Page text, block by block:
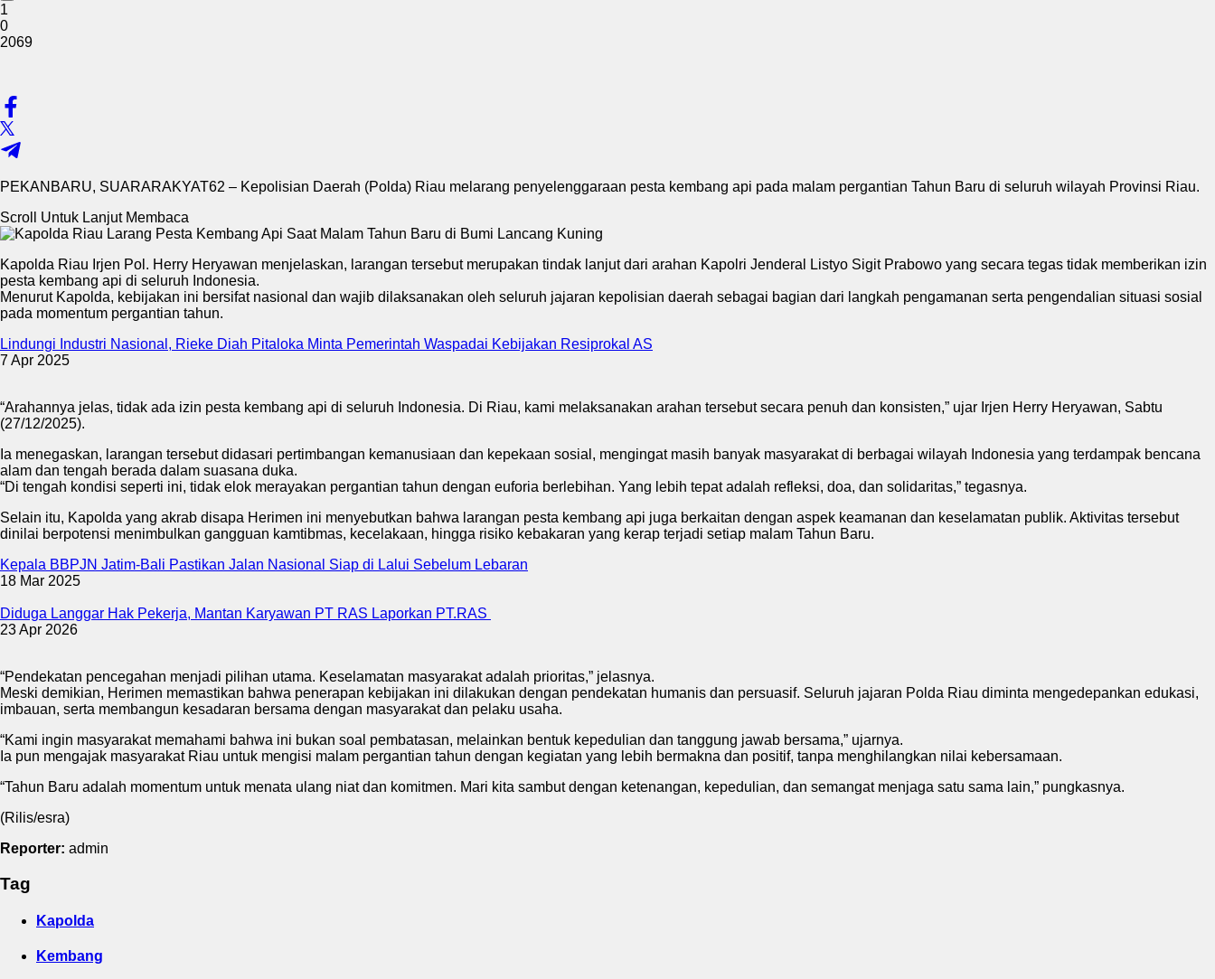
1
0
2069
PEKANBARU, SUARARAKYAT62 – Kepolisian Daerah (Polda) Riau melarang penyelenggaraan pesta kembang api pada malam pergantian Tahun Baru di seluruh wilayah Provinsi Riau.
Scroll Untuk Lanjut Membaca
Kapolda Riau Irjen Pol. Herry Heryawan menjelaskan, larangan tersebut merupakan tindak lanjut dari arahan Kapolri Jenderal Listyo Sigit Prabowo yang secara tegas tidak memberikan izin
pesta kembang api di seluruh Indonesia.
Menurut Kapolda, kebijakan ini bersifat nasional dan wajib dilaksanakan oleh seluruh jajaran kepolisian daerah sebagai bagian dari langkah pengamanan serta pengendalian situasi sosial
pada momentum pergantian tahun.
Lindungi Industri Nasional, Rieke Diah Pitaloka Minta Pemerintah Waspadai Kebijakan Resiprokal AS
7 Apr 2025
“Arahannya jelas, tidak ada izin pesta kembang api di seluruh Indonesia. Di Riau, kami melaksanakan arahan tersebut secara penuh dan konsisten,” ujar Irjen Herry Heryawan, Sabtu
(27/12/2025).
Ia menegaskan, larangan tersebut didasari pertimbangan kemanusiaan dan kepekaan sosial, mengingat masih banyak masyarakat di berbagai wilayah Indonesia yang terdampak bencana
alam dan tengah berada dalam suasana duka.
“Di tengah kondisi seperti ini, tidak elok merayakan pergantian tahun dengan euforia berlebihan. Yang lebih tepat adalah refleksi, doa, dan solidaritas,” tegasnya.
Selain itu, Kapolda yang akrab disapa Herimen ini menyebutkan bahwa larangan pesta kembang api juga berkaitan dengan aspek keamanan dan keselamatan publik. Aktivitas tersebut
dinilai berpotensi menimbulkan gangguan kamtibmas, kecelakaan, hingga risiko kebakaran yang kerap terjadi setiap malam Tahun Baru.
Kepala BBPJN Jatim-Bali Pastikan Jalan Nasional Siap di Lalui Sebelum Lebaran
18 Mar 2025
Diduga Langgar Hak Pekerja, Mantan Karyawan PT RAS Laporkan PT.RAS
23 Apr 2026
“Pendekatan pencegahan menjadi pilihan utama. Keselamatan masyarakat adalah prioritas,” jelasnya.
Meski demikian, Herimen memastikan bahwa penerapan kebijakan ini dilakukan dengan pendekatan humanis dan persuasif. Seluruh jajaran Polda Riau diminta mengedepankan edukasi,
imbauan, serta membangun kesadaran bersama dengan masyarakat dan pelaku usaha.
“Kami ingin masyarakat memahami bahwa ini bukan soal pembatasan, melainkan bentuk kepedulian dan tanggung jawab bersama,” ujarnya.
Ia pun mengajak masyarakat Riau untuk mengisi malam pergantian tahun dengan kegiatan yang lebih bermakna dan positif, tanpa menghilangkan nilai kebersamaan.
“Tahun Baru adalah momentum untuk menata ulang niat dan komitmen. Mari kita sambut dengan ketenangan, kepedulian, dan semangat menjaga satu sama lain,” pungkasnya.
(Rilis/esra)
Reporter: admin
Tag
Kapolda
Kembang